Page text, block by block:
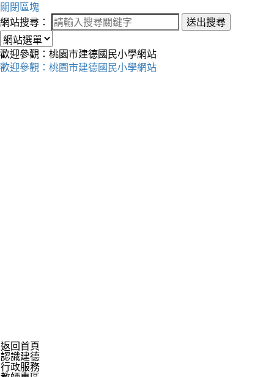
關閉區塊
網站搜尋：
送出搜尋
歡迎參觀：桃園市建德國民小學網站
歡迎參觀：桃園市建德國民小學網站
返回首頁
認識建德
行政服務